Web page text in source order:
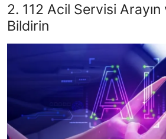
2. 112 Acil Servisi
Bildirin